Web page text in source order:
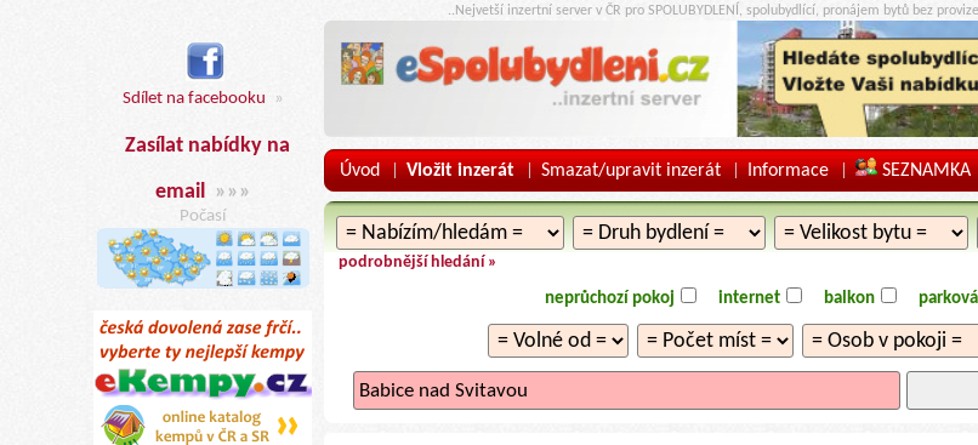
Sdílet na facebooku »
Zasílat nabídky na
email »»»
Počasí
..Nejvetší inzertní server v ČR pro SPOLUBYDLENÍ, spolubydlící, pronájem bytů bez
Úvod | Vložit inzerát | Smazat/upravit inzerát | Informace | SEZNAMKA
podrobnější hledání »
neprůchozí pokoj internet balkon